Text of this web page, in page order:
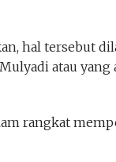
hal tersebut
atau yang
rangkat